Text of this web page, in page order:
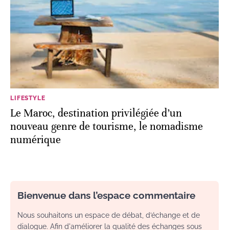
LIFESTYLE
Le Maroc, destination privilégiée d’un
nouveau genre de tourisme, le nomadisme
numérique
Bienvenue dans l’espace commentaire
Nous souhaitons un espace de débat, d’échange et de
dialogue. Afin d'améliorer la qualité des échanges sous